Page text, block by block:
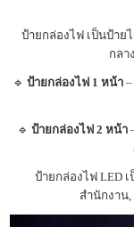
ป้ายกล่องไฟ เป็นป้า
กลา
🔹 ป้ายกล่องไฟ 1 หน้า
🔹 ป้ายกล่องไฟ 2 หน้า
ป้ายกล่องไฟ LED
สำนักงาน